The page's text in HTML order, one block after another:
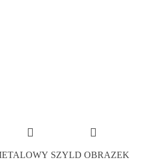
SZYLD OBRAZEK